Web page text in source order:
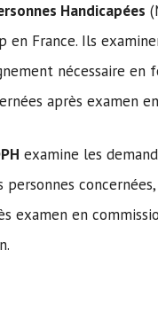
Handicapées
en France. Ils
nécessaire
après examen
examine les
examen en